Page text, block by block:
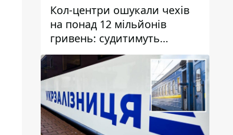
Кол-центри ошукали чехів
на понад 12 мільйонів
гривень: судитимуть
дніпрянина, який
організував
транснаціональну злочинну
організацію